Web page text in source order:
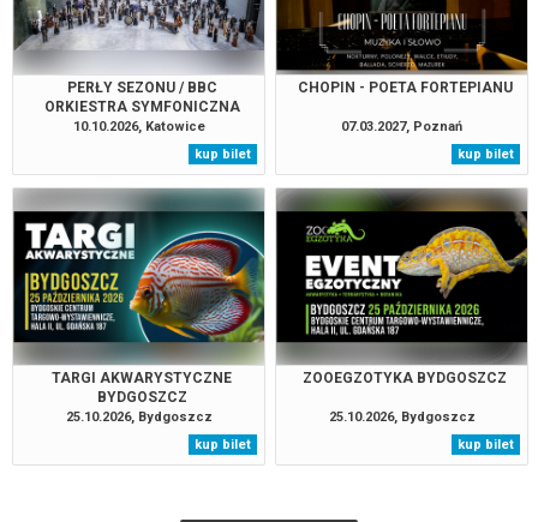
PERŁY SEZONU / BBC
ORKIESTRA SYMFONICZNA
10.10.2026, Katowice
kup bilet
CHOPIN - POETA FORTEPIANU
07.03.2027, Poznań
kup bilet
TARGI AKWARYSTYCZNE
BYDGOSZCZ
25.10.2026, Bydgoszcz
kup bilet
ZOOEGZOTYKA BYDGOSZCZ
25.10.2026, Bydgoszcz
kup bilet